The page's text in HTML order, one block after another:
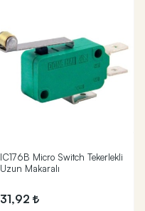
IC176B Micro Switch Tekerlekli
Uzun Makaralı
31,92